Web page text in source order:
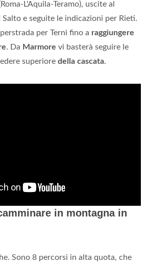
L'Aquila-Teramo), uscite al
Salto e seguite le indicazioni per Rieti.
per Terni fino a raggiungere
. Da Marmore vi basterà seguire le
superiore della cascata.
in montagna in
Sono 8 percorsi in alta quota, che